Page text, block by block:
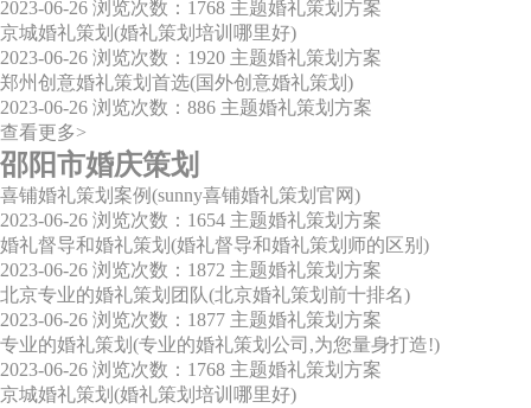
2023-06-26 浏览次数：1768 主题婚礼策划方案
京城婚礼策划(婚礼策划培训哪里好)
2023-06-26 浏览次数：1920 主题婚礼策划方案
郑州创意婚礼策划首选(国外创意婚礼策划)
2023-06-26 浏览次数：886 主题婚礼策划方案
查看更多>
邵阳市婚庆策划
喜铺婚礼策划案例(sunny喜铺婚礼策划官网)
2023-06-26 浏览次数：1654 主题婚礼策划方案
婚礼督导和婚礼策划(婚礼督导和婚礼策划师的区别)
2023-06-26 浏览次数：1872 主题婚礼策划方案
北京专业的婚礼策划团队(北京婚礼策划前十排名)
2023-06-26 浏览次数：1877 主题婚礼策划方案
专业的婚礼策划(专业的婚礼策划公司,为您量身打造!)
2023-06-26 浏览次数：1768 主题婚礼策划方案
京城婚礼策划(婚礼策划培训哪里好)